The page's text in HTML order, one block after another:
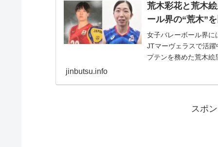
荒木彩花と荒木
ール界の“荒木”
女子バレーボール界に
JTマーヴェラスで活
プテンを務めた荒木
jinbutsu.info
スポ